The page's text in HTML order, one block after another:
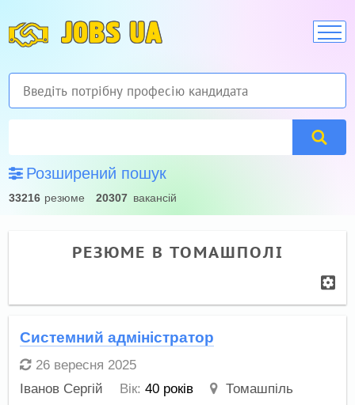
JOBS UA
Розширений пошук
33216 резюме 20307 вакансій
РЕЗЮМЕ В ТОМАШПОЛІ
Системний адміністратор
26 вересня 2025
Іванов Сергій
Вік: 40 років
Томашпіль